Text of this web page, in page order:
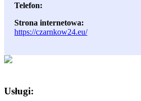
Telefon:
Strona internetowa:
https://czarnkow24.eu/
Usługi: